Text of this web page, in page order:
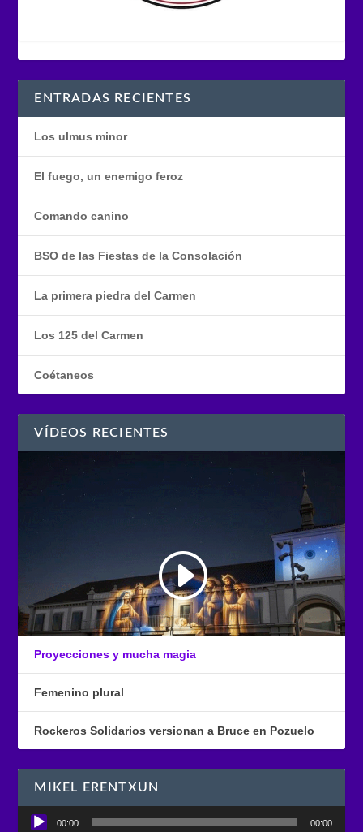
ENTRADAS RECIENTES
Los ulmus minor
El fuego, un enemigo feroz
Comando canino
BSO de las Fiestas de la Consolación
La primera piedra del Carmen
Los 125 del Carmen
Coétaneos
VÍDEOS RECIENTES
Proyecciones y mucha magia
Femenino plural
Rockeros Solidarios versionan a Bruce en Pozuelo
MIKEL ERENTXUN
Reproductor
00:00 00:00